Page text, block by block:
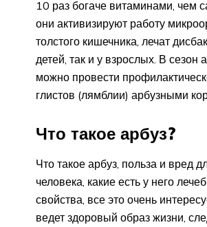
10 раз богаче витаминами, чем
они активизируют работу
толстого кишечника, лечат
детей, так и у взрослых. В сезон
можно провести
глистов (лямблии) арбузными
Что такое арбуз?
Что такое арбуз, польза и вред
человека, какие есть у него
свойства, все это очень
ведет здоровый образ жизни,